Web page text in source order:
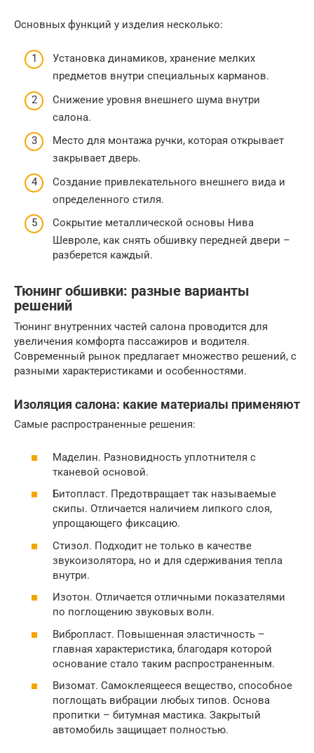
Основных функций у изделия несколько:
Установка динамиков, хранение мелких
предметов внутри специальных карманов.
Снижение уровня внешнего шума внутри
салона.
Место для монтажа ручки, которая открывает
закрывает дверь.
Создание привлекательного внешнего вида и
определенного стиля.
Сокрытие металлической основы Нива
Шевроле, как снять обшивку передней двери –
разберется каждый.
Тюнинг обшивки: разные варианты
решений
Тюнинг внутренних частей салона проводится для
увеличения комфорта пассажиров и водителя.
Современный рынок предлагает множество решений, с
разными характеристиками и особенностями.
Изоляция салона: какие материалы применяют
Самые распространенные решения:
Маделин. Разновидность уплотнителя с
тканевой основой.
Битопласт. Предотвращает так называемые
скипы. Отличается наличием липкого слоя,
упрощающего фиксацию.
Стизол. Подходит не только в качестве
звукоизолятора, но и для сдерживания тепла
внутри.
Изотон. Отличается отличными показателями
по поглощению звуковых волн.
Вибропласт. Повышенная эластичность –
главная характеристика, благодаря которой
основание стало таким распространенным.
Визомат. Самоклеящееся вещество, способное
поглощать вибрации любых типов. Основа
пропитки – битумная мастика. Закрытый
автомобиль защищает полностью.